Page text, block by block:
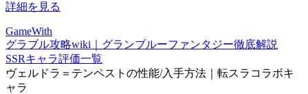
詳細を見る
GameWith
グラブル攻略wiki｜グランブルーファンタジー徹底解説
SSRキャラ評価一覧
ヴェルドラ＝テンペストの性能/入手方法｜転スラコラボキ
ャラ